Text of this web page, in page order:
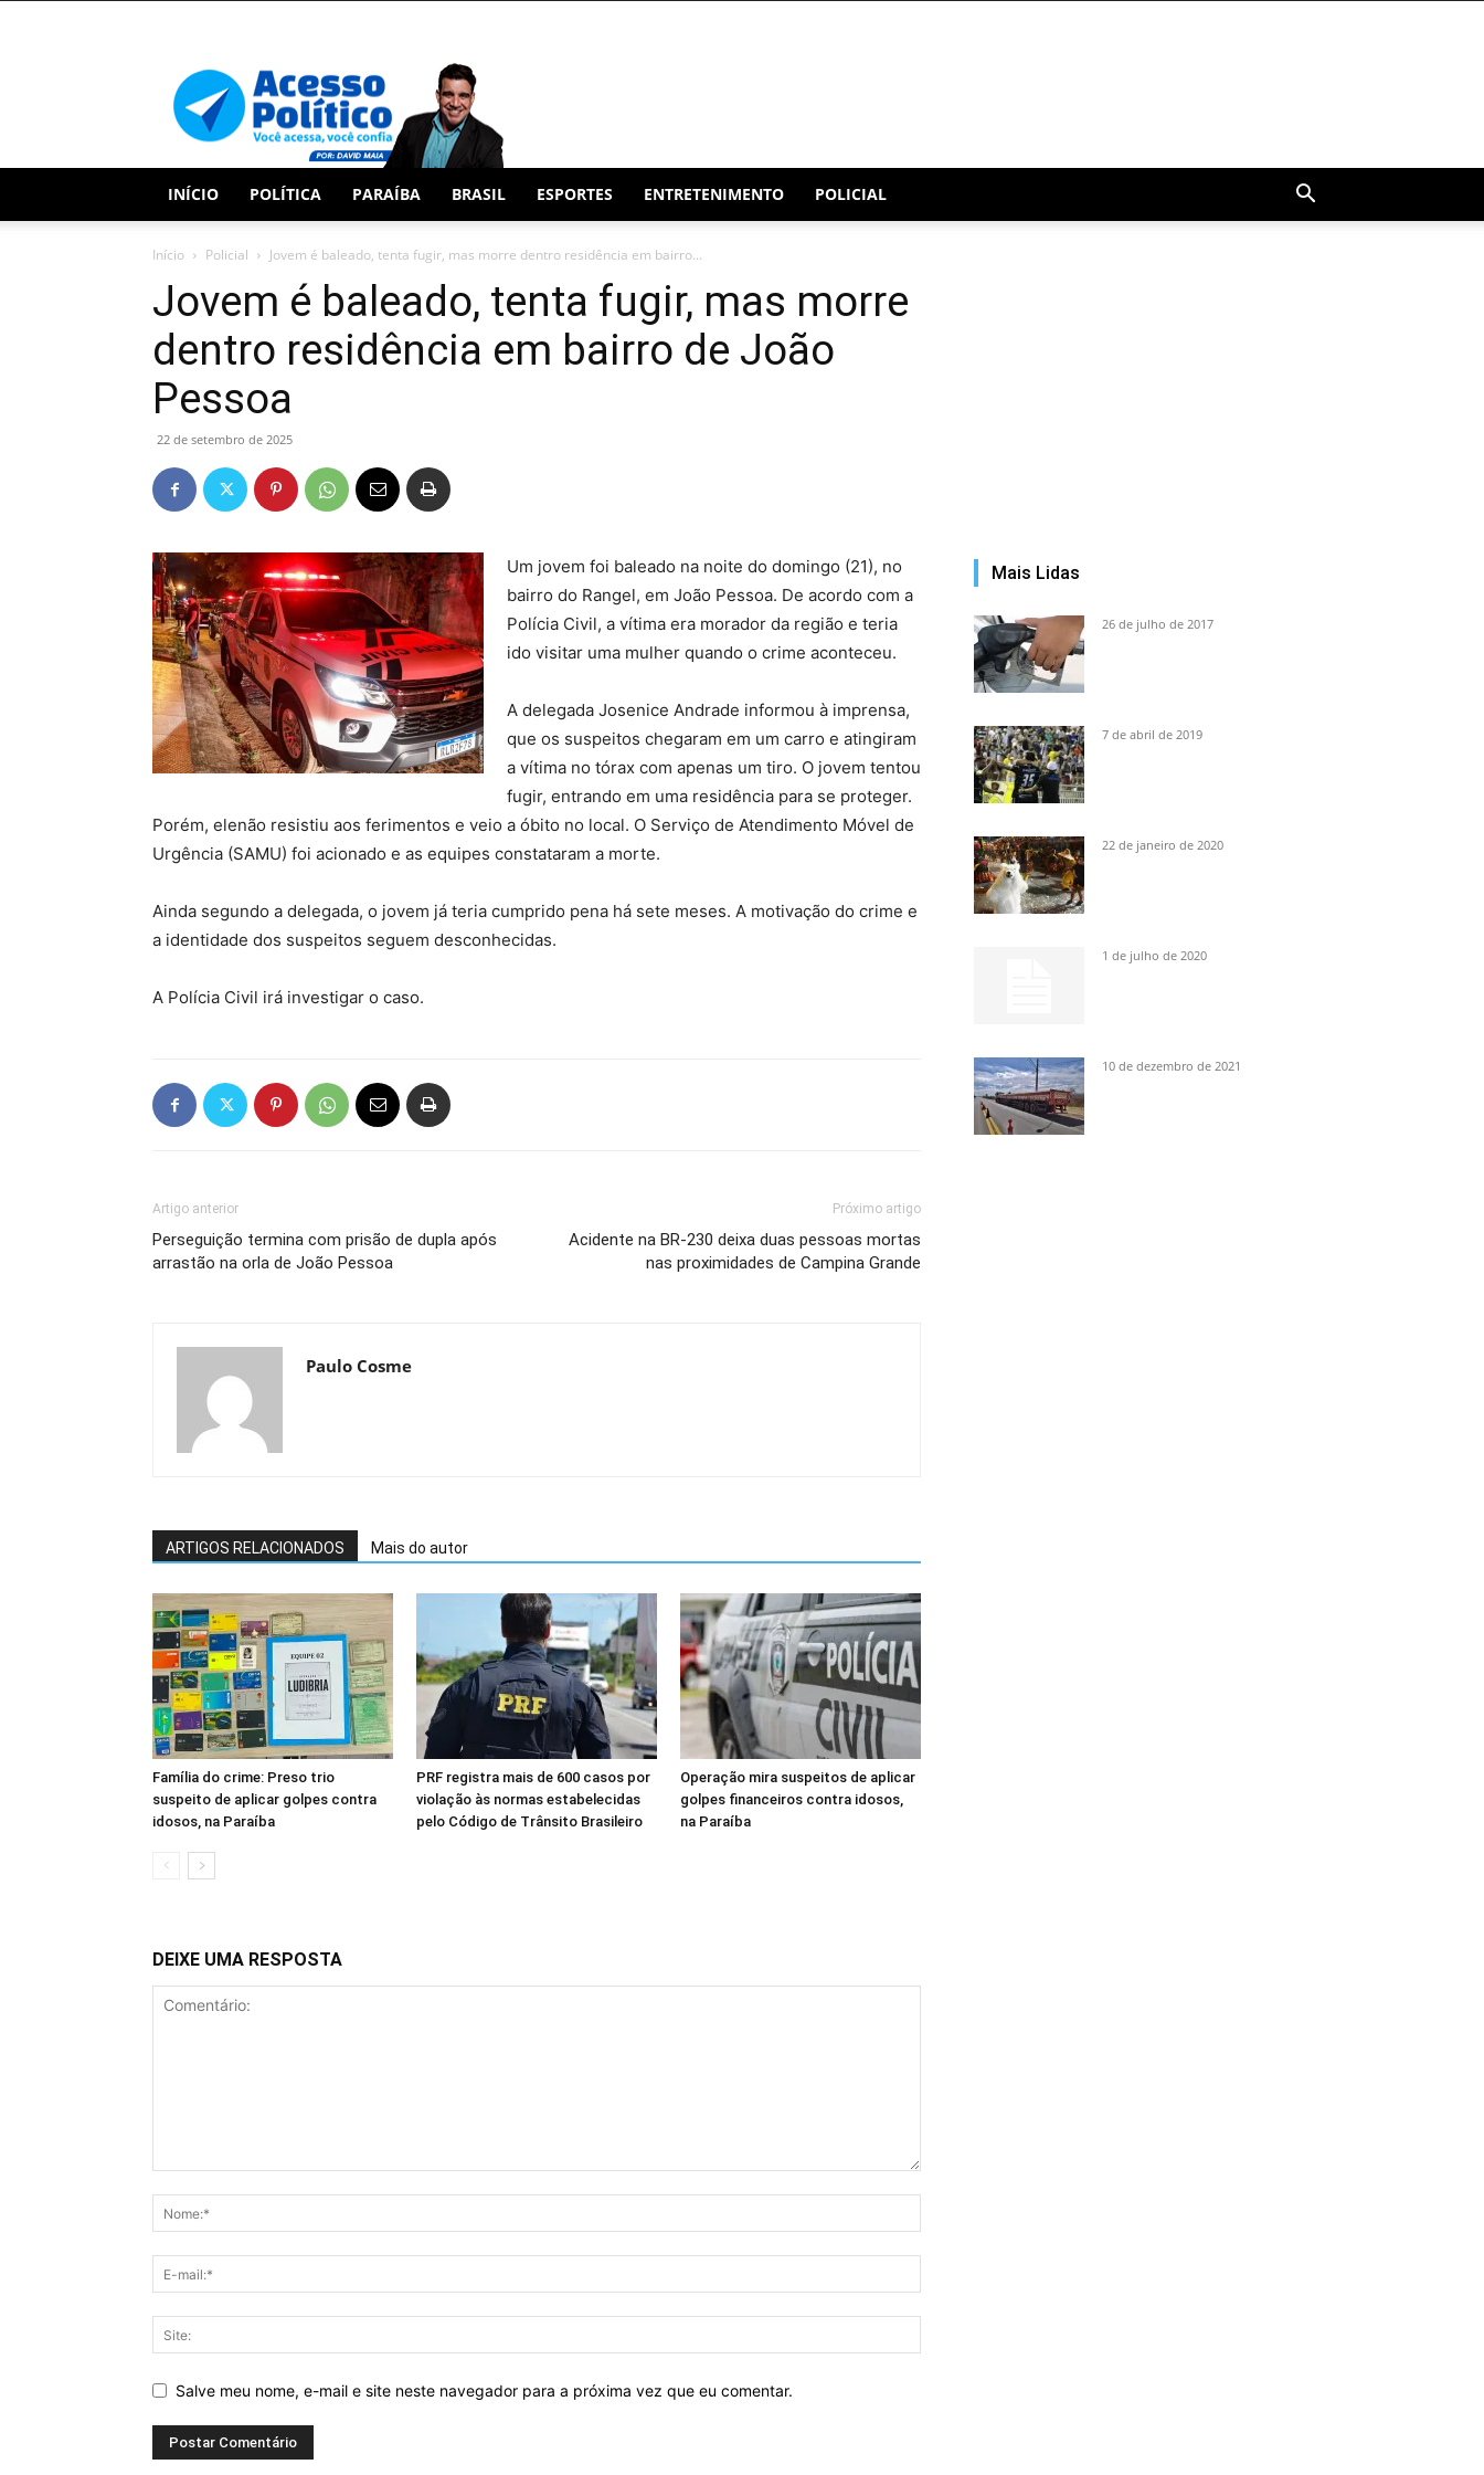
INÍCIO POLÍTICA PARAÍBA BRASIL ESPORTES ENTRETENIMENTO POLICIAL
Início Policial Jovem é baleado, tenta fugir, mas morre dentro residência em bairro...
Jovem é baleado, tenta fugir, mas morre
dentro residência em bairro de João
Pessoa
22 de setembro de 2025
Um jovem foi baleado na noite do domingo (21), no
bairro do Rangel, em João Pessoa. De acordo com a
Polícia Civil, a vítima era morador da região e teria
ido visitar uma mulher quando o crime aconteceu.
A delegada Josenice Andrade informou à imprensa,
que os suspeitos chegaram em um carro e atingiram
a vítima no tórax com apenas um tiro. O jovem tentou
fugir, entrando em uma residência para se proteger.
Porém, elenão resistiu aos ferimentos e veio a óbito no local. O Serviço de Atendimento Móvel de
Urgência (SAMU) foi acionado e as equipes constataram a morte.
Ainda segundo a delegada, o jovem já teria cumprido pena há sete meses. A motivação do crime e
a identidade dos suspeitos seguem desconhecidas.
A Polícia Civil irá investigar o caso.
Artigo anterior
Perseguição termina com prisão de dupla após
arrastão na orla de João Pessoa
Próximo artigo
Acidente na BR-230 deixa duas pessoas mortas
nas proximidades de Campina Grande
Paulo Cosme
ARTIGOS RELACIONADOS Mais do autor
Família do crime: Preso trio
suspeito de aplicar golpes contra
idosos, na Paraíba
PRF registra mais de 600 casos por
violação às normas estabelecidas
pelo Código de Trânsito Brasileiro
Operação mira suspeitos de aplicar
golpes financeiros contra idosos,
na Paraíba
DEIXE UMA RESPOSTA
Salve meu nome, e-mail e site neste navegador para a próxima vez que eu comentar.
Mais Lidas
26 de julho de 2017
7 de abril de 2019
22 de janeiro de 2020
1 de julho de 2020
10 de dezembro de 2021